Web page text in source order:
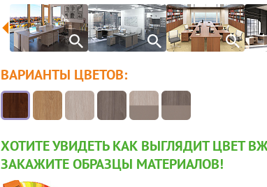
ВАРИАНТЫ ЦВЕТОВ:
ХОТИТЕ УВИДЕТЬ КАК ВЫГЛЯДИТ ЦВЕТ
ЗАКАЖИТЕ ОБРАЗЦЫ МАТЕРИАЛОВ!